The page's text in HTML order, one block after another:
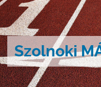
Szolnoki